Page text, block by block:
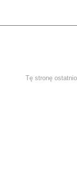
Tę stronę